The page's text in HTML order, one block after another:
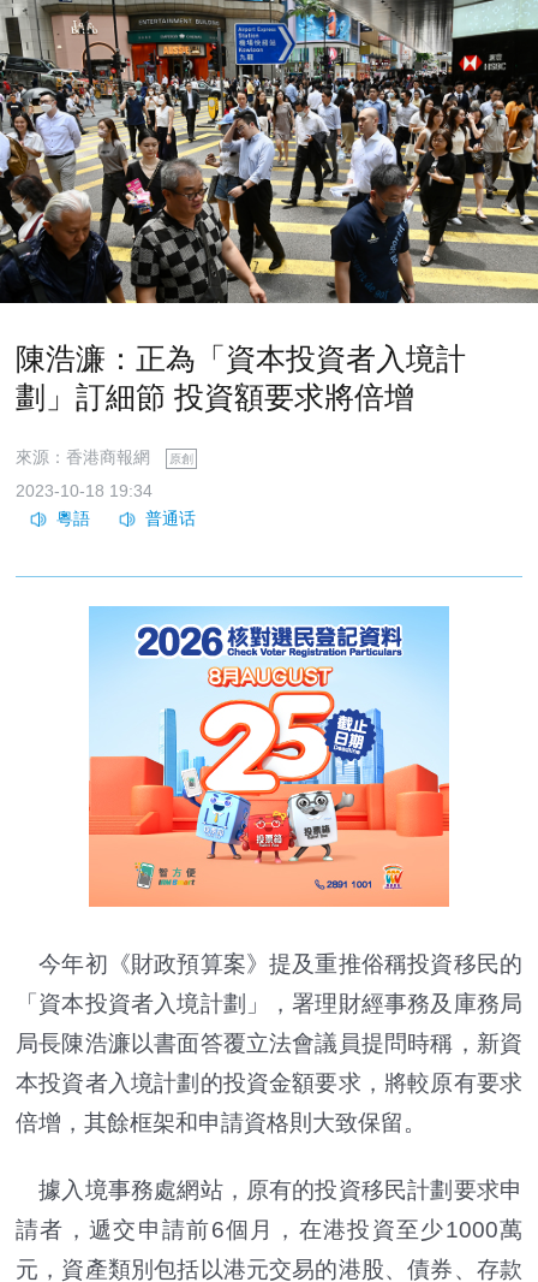
陳浩濂：正為「資本投資者入境計
劃」訂細節 投資額要求將倍增
來源：香港商報網 原創
2023-10-18 19:34
今年初《財政預算案》提及重推俗稱投資移民的
「資本投資者入境計劃」，署理財經事務及庫務局
局長陳浩濂以書面答覆立法會議員提問時稱，新資
本投資者入境計劃的投資金額要求，將較原有要求
倍增，其餘框架和申請資格則大致保留。
據入境事務處網站，原有的投資移民計劃要求申
請者，遞交申請前6個月，在港投資至少1000萬
元，資產類別包括以港元交易的港股、債券、存款